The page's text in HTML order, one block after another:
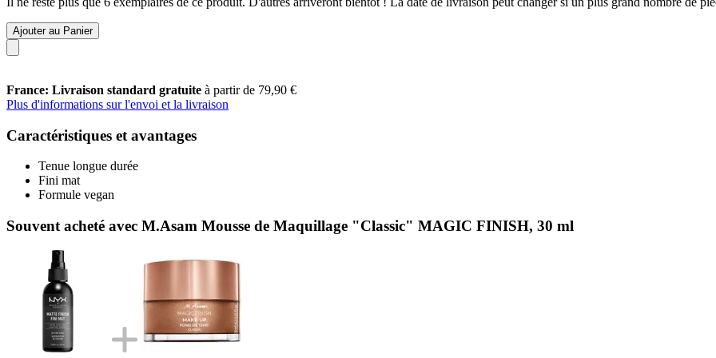
Ajouter au Panier
France: Livraison standard gratuite à partir de 79,90 €
Plus d'informations sur l'envoi et la livraison
Caractéristiques et avantages
Tenue longue durée
Fini mat
Formule vegan
Souvent acheté avec M.Asam Mousse de Maquillage "Classic" MAGIC FINISH, 30 ml